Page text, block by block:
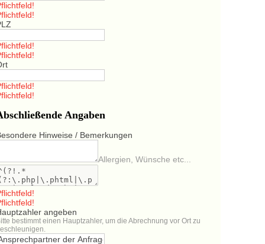
Angaben
Hinweise / Bemerkungen
Allergien, Wünsche etc...
angeben
bestimmt einen Hauptzahler, um die Abrechnung vor Ort zu